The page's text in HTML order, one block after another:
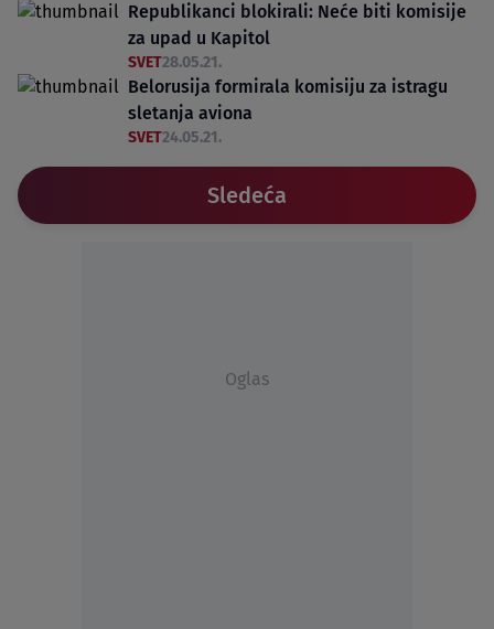
Republikanci blokirali: Neće biti komisije
za upad u Kapitol
SVET28.05.21.
Belorusija formirala komisiju za istragu
sletanja aviona
SVET24.05.21.
Sledeća
Oglas